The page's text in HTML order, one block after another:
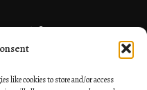
like cookies to store and/or access
26581